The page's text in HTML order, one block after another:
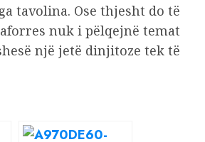
tavolina. Ose thjesht do të
nuk i pëlqejnë temat
një jetë dinjitoze tek të